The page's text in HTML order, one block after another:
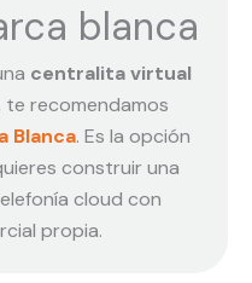
blanca
centralita virtual
te recomendamos
Blanca. Es la opción
construir una
cloud con
propia.